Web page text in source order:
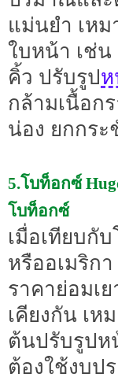
แม่นยำ เห
ใบหน้า เช่น
คิ้ว ปรับรูปห
กล้ามเนื้อก
น่อง ยกกร
5.โบท็อกซ์
โบท็อกซ์
เมื่อเทียบกั
หรืออเมริก
ราคาย่อมเ
เคียงกัน เห
ต้นปรับรูปห
ต้องใช้งบป